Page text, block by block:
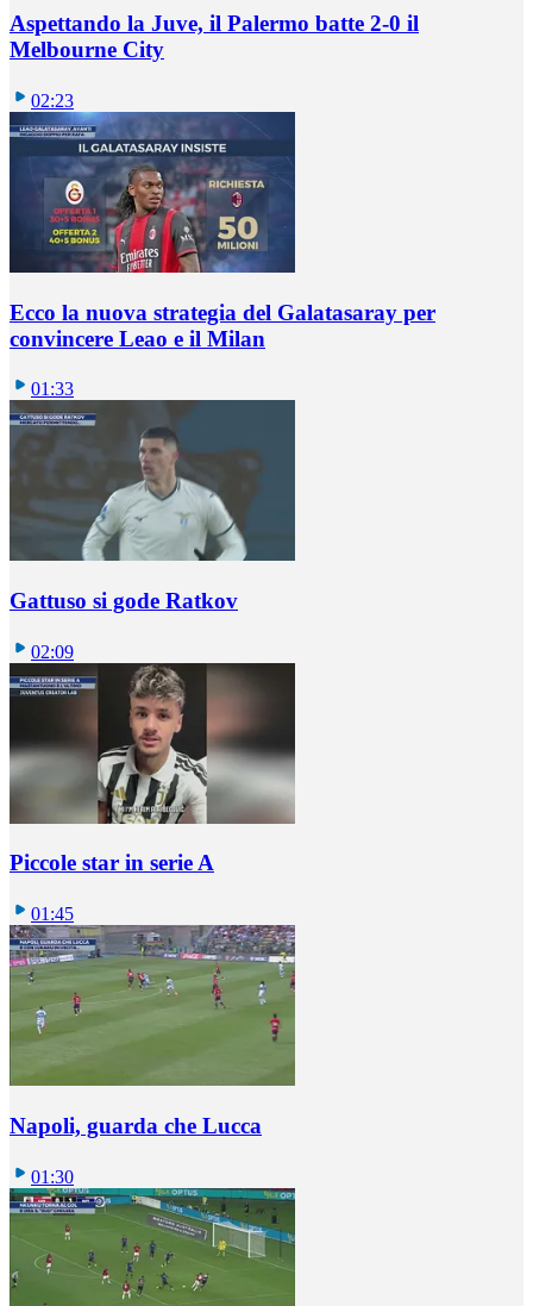
Aspettando la Juve, il Palermo batte 2-0 il
Melbourne City
02:23
Ecco la nuova strategia del Galatasaray per
convincere Leao e il Milan
01:33
Gattuso si gode Ratkov
02:09
Piccole star in serie A
01:45
Napoli, guarda che Lucca
01:30